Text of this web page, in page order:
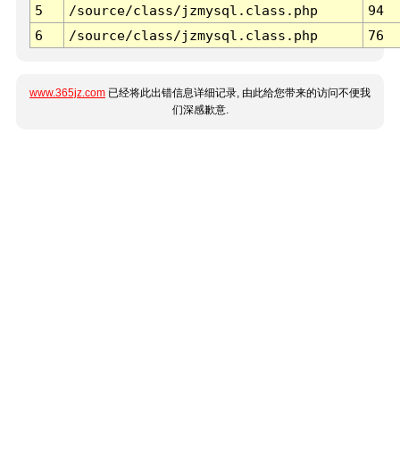
5
/source/class/jzmysql.class.php
94
6
/source/class/jzmysql.class.php 76
www.365jz.com 已经将此出错信息详细记录, 由此给您带来的访问不便我
们深感歉意.